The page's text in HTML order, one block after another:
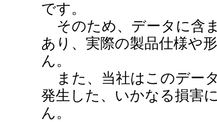
です。
そのため、データに含
あり、実際の製品仕様や
ん。
また、当社はこのデー
発生した、いかなる損害
ん。